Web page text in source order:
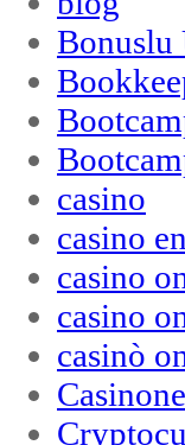
Bonuslu
casino
casino
casino
casino
casinò